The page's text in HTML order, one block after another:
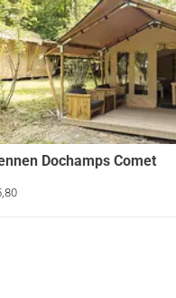
Dochamps Comet